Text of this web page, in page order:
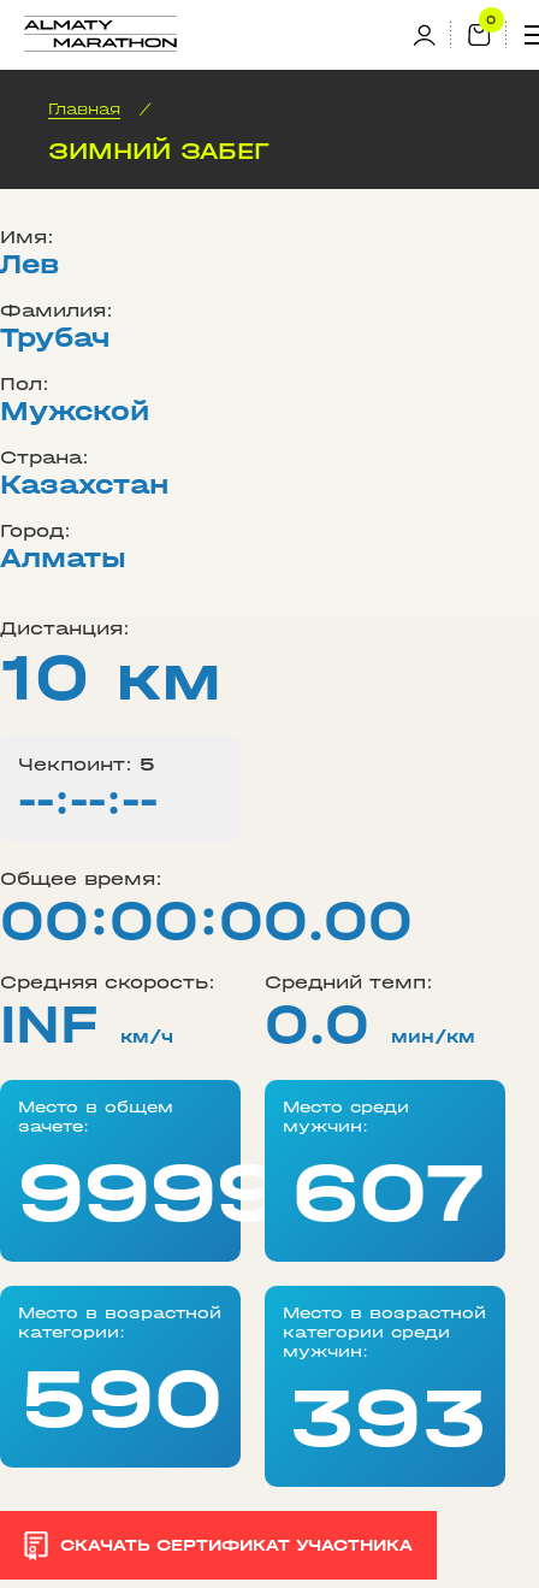
Главная /
ЗИМНИЙ ЗАБЕГ
Имя:
Лев
Фамилия:
Трубач
Пол:
Мужской
Страна:
Казахстан
Город:
Алматы
Дистанция:
10 км
Чекпоинт: 5
--:--:--
Общее время:
00:00:00.00
Средняя скорость:
INF км/ч
Средний темп:
0.0 мин/км
Место в общем
зачете:
99999
Место среди
мужчин:
607
Место в возрастной
категории:
590
Место в возрастной
категории среди
мужчин:
393
СКАЧАТЬ СЕРТИФИКАТ УЧАСТНИКА